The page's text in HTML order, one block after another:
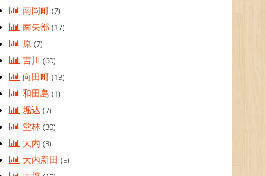
南岡町(7)
南矢部(17)
原(7)
吉川(60)
向田町(13)
和田島(1)
堀込(7)
堂林(30)
大内(3)
大内新田(5)